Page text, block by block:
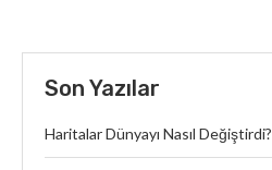
Son Yazılar
Haritalar Dünyayı Nasıl Değiştirdi?